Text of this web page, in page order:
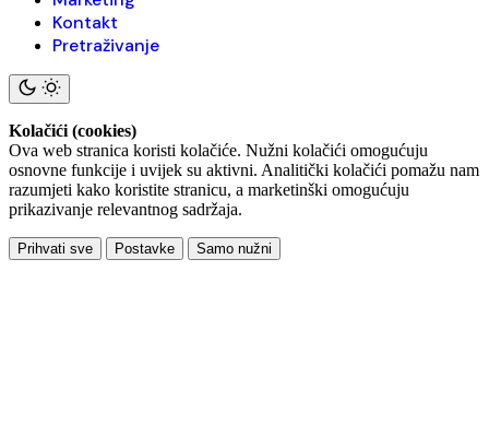
Kontakt
Pretraživanje
Kolačići (cookies)
Ova web stranica koristi kolačiće. Nužni kolačići omogućuju
osnovne funkcije i uvijek su aktivni. Analitički kolačići pomažu nam
razumjeti kako koristite stranicu, a marketinški omogućuju
prikazivanje relevantnog sadržaja.
Prihvati sve Postavke Samo nužni